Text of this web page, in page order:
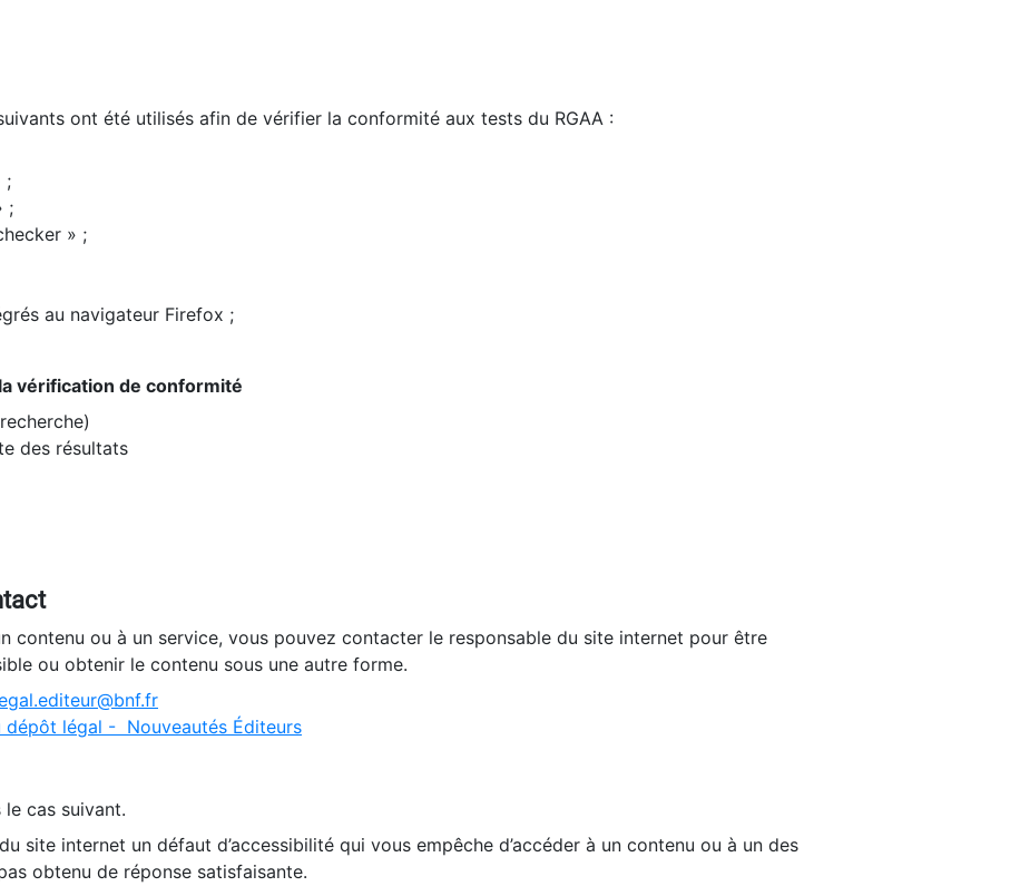
ont été utilisés afin de vérifier la conformité aux tests du RGAA :
;
;
» ;
au navigateur Firefox ;
vérification de conformité
des résultats
contenu ou à un service, vous pouvez contacter le responsable du site internet pour être
ou obtenir le contenu sous une autre forme.
légal - Nouveautés Éditeurs
cas suivant.
site internet un défaut d’accessibilité qui vous empêche d’accéder à un contenu ou à un des
obtenu de réponse satisfaisante.